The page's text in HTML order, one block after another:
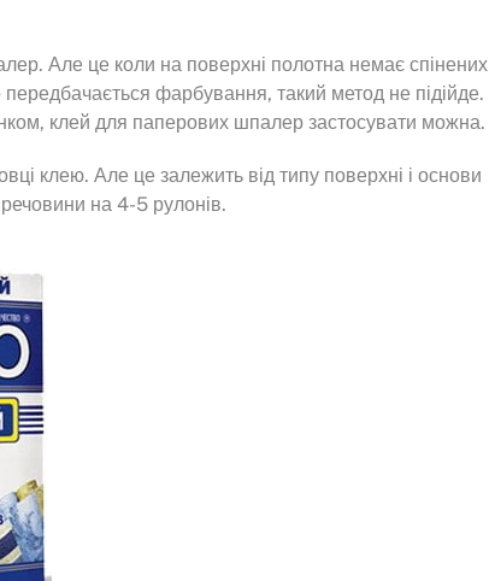
Але це коли на поверхні полотна немає спінених
фарбування, такий метод не підійде.
клей для паперових шпалер застосувати можна.
клею. Але це залежить від типу поверхні і основи
на 4-5 рулонів.